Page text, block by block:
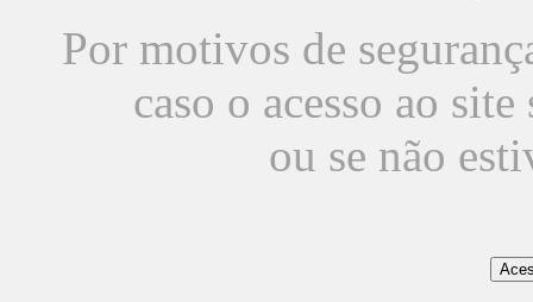
Por motivos de
caso o acesso ao
ou se não